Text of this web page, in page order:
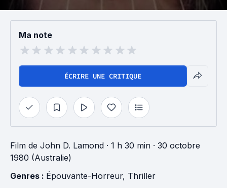
Ma note
ÉCRIRE UNE CRITIQUE
Film de John D. Lamond · 1 h 30 min · 30 octobre
1980 (Australie)
Genres : Épouvante-Horreur, Thriller